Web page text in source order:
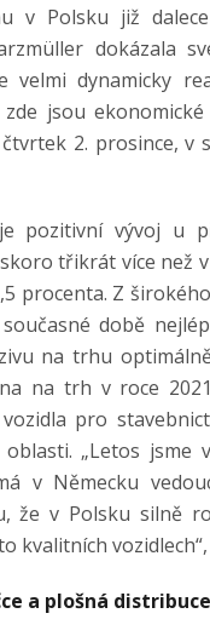
v Polsku již
dokázala
velmi dynamicky
jsou
2. prosince, v
pozitivní vývoj u
třikrát více než
procenta. Z
době
na trhu
na trh v roce
pro
„Letos jsme
v Německu
že v Polsku silně
kvalitních
a plošná distribuce